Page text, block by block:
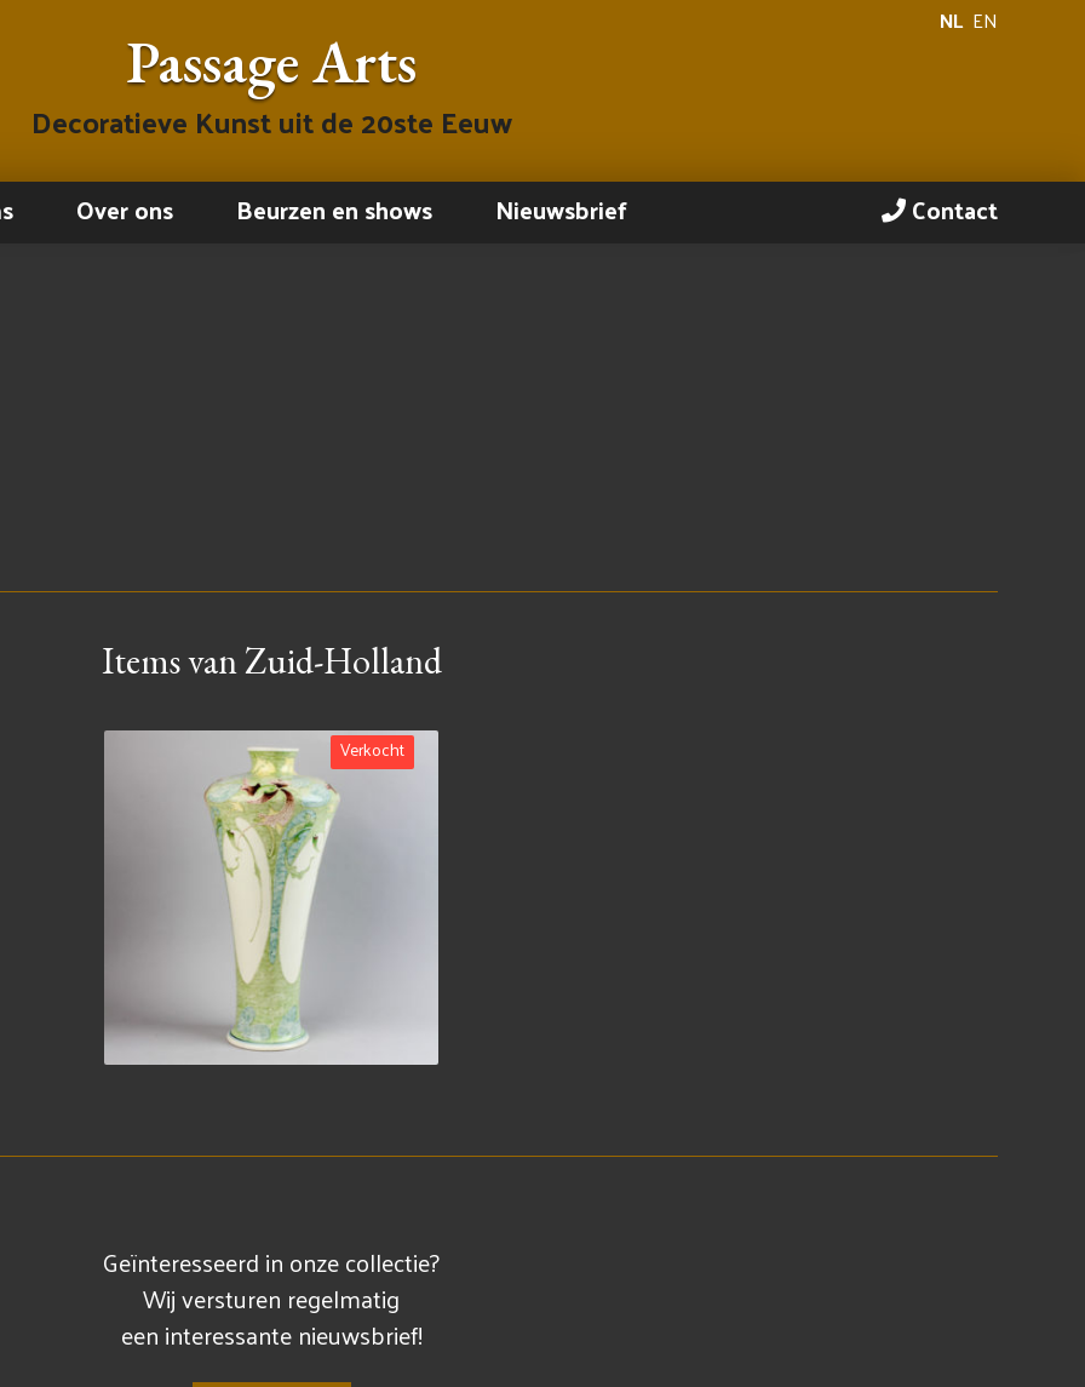
NL EN
Passage Arts
Decoratieve Kunst uit de 20ste Eeuw
Over ons Beurzen en shows Nieuwsbrief Contact
Items van Zuid-Holland
Verkocht
Geïnteresseerd in onze collectie?
Wij versturen regelmatig
een interessante nieuwsbrief!